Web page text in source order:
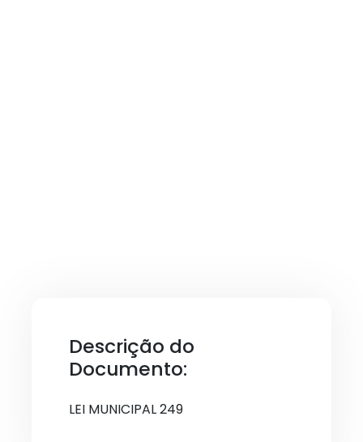
Descrição do
Documento:
LEI MUNICIPAL 249